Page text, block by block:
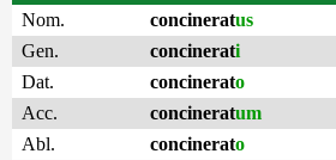
Nom.
concineratus
Gen.
concinerati
Dat.
concinerato
Acc.
concineratum
Abl.
concinerato